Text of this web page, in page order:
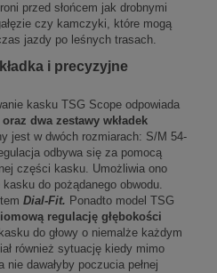
przed słońcem jak drobnymi
czy kamczyki, które mogą
jazdy po leśnych trasach.
i precyzyjne
kasku TSG Scope odpowiada
dwa zestawy wkładek
jest w dwóch rozmiarach: S/M 54-
odbywa się za pomocą
części kasku. Umożliwia ono
kasku do pożądanego obwodu.
Dial-Fit. Ponadto model TSG
regulację głębokości
do głowy o niemalże każdym
również sytuację kiedy mimo
dawałyby poczucia pełnej